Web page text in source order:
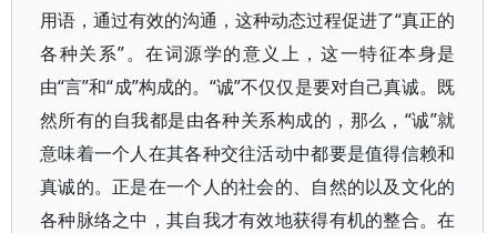
用语，通过有效的沟通，这种动态过程促进了“真正的
各种关系”。在词源学的意义上，这一特征本身是
由“言”和“成”构成的。“诚”不仅仅是要对自己真诚。既
然所有的自我都是由各种关系构成的，那么，“诚”就
意味着一个人在其各种交往活动中都要是值得信赖和
真诚的。正是在一个人的社会的、自然的以及文化的
各种脉络之中，其自我才有效地获得有机的整合。在